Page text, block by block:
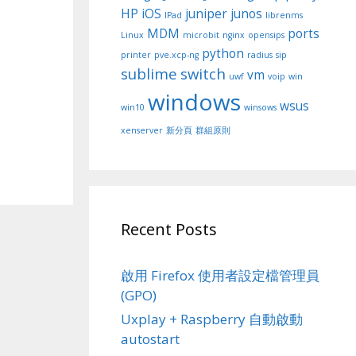
HP iOS IPad juniper junos librenms
Linux MDM microbit nginx opensips ports
printer pve.xcp-ng python radius sip
sublime switch uwf vm voip win
win10 windows winsows wsus
xenserver 新分頁 群組原則
Recent Posts
啟用 Firefox 使用者設定檔管理員
(GPO)
Uxplay + Raspberry 自動啟動
autostart